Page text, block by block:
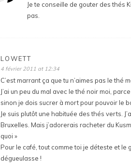
Je te conseille de gouter des thés
pas.
LOWETT
4 février 2011 at 12:34
C’est marrant ça que tu n’aimes pas le thé
J’ai un peu du mal avec le thé noir moi,
sinon je dois sucrer à mort pour pouvoir le
Je suis plutôt une habituée des thés verts.
Bruxelles. Mais j’adorerais racheter du
quoi »
Pour le café, tout comme toi je déteste et le
dégueulasse !